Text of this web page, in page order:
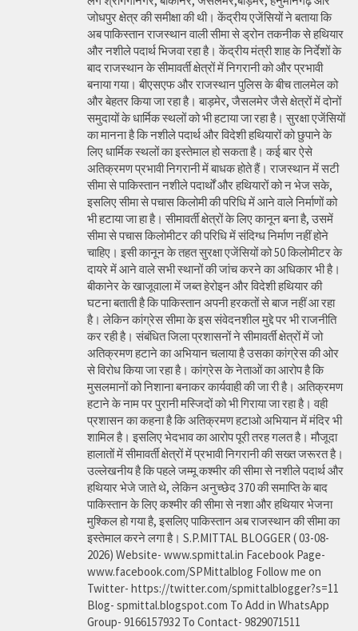
जोधपुर क्षेत्र की समीक्षा की थी। केंद्रीय एजेंसियों ने बताया कि
अब पाकिस्तान राजस्थान वाली सीमा से ड्रोन तकनीक से हथियार
और नशीले पदार्थ भिजवा रहा है। केंद्रीय मंत्री शाह के निर्देशों के
बाद राजस्थान के सीमावर्ती क्षेत्रों में निगरानी को और प्रभावी
बनाया गया। बीएसएफ और राजस्थान पुलिस के बीच तालमेल को
और बेहतर किया जा रहा है। बाड़मेर, जैसलमेर जैसे क्षेत्रों में दोनों
समुदायों के धार्मिक स्थलों को भी हटाया जा रहा है। सुरक्षा एजेंसियों
का मानना है कि नशीले पदार्थ और विदेशी हथियारों को छुपाने के
लिए धार्मिक स्थलों का इस्तेमाल हो सकता है। कई बार ऐसे
अतिक्रमण प्रभावी निगरानी में बाधक होते हैं। राजस्थान में सटी
सीमा से पाकिस्तान नशीले पदार्थों और हथियारों को न भेज सके,
इसलिए सीमा से पचास किलोमी की परिधि में आने वाले निर्माणों को
भी हटाया जा हा है। सीमावर्ती क्षेत्रों के लिए कानून बना है, उसमें
सीमा से पचास किलोमीटर की परिधि में संदिग्ध निर्माण नहीं होने
चाहिए। इसी कानून के तहत सुरक्षा एजेंसियों को 50 किलोमीटर के
दायरे में आने वाले सभी स्थानों की जांच करने का अधिकार भी है।
बीकानेर के खाजूवाला में जब्त हेरोइन और विदेशी हथियार की
घटना बताती है कि पाकिस्तान अपनी हरकतों से बाज नहीं आ रहा
है। लेकिन कांग्रेस सीमा के इस संवेदनशील मुद्दे पर भी राजनीति
कर रही है। संबंधित जिला प्रशासनों ने सीमावर्ती क्षेत्रों में जो
अतिक्रमण हटाने का अभियान चलाया है उसका कांग्रेस की ओर
से विरोध किया जा रहा है। कांग्रेस के नेताओं का आरोप है कि
मुसलमानों को निशाना बनाकर कार्यवाही की जा री है। अतिक्रमण
हटाने के नाम पर पुरानी मस्जिदों को भी गिराया जा रहा है। वही
प्रशासन का कहना है कि अतिक्रमण हटाओ अभियान में मंदिर भी
शामिल है। इसलिए भेदभाव का आरोप पूरी तरह गलत है। मौजूदा
हालातों में सीमावर्ती क्षेत्रों में प्रभावी निगरानी की सख्त जरूरत है।
उल्लेखनीय है कि पहले जम्मू कश्मीर की सीमा से नशीले पदार्थ और
हथियार भेजे जाते थे, लेकिन अनुच्छेद 370 की समाप्ति के बाद
पाकिस्तान के लिए कश्मीर की सीमा से नशा और हथियार भेजना
मुश्किल हो गया है, इसलिए पाकिस्तान अब राजस्थान की सीमा का
इस्तेमाल करने लगा है। S.P.MITTAL BLOGGER ( 03-08-
2026) Website- www.spmittal.in Facebook Page-
www.facebook.com/SPMittalblog Follow me on
Twitter- https://twitter.com/spmittalblogger?s=11
Blog- spmittal.blogspot.com To Add in WhatsApp
Group- 9166157932 To Contact- 9829071511